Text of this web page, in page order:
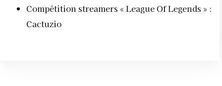
Compétition streamers « League Of Legends » :
Cactuzio